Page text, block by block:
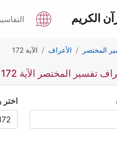
الكريم التفاسير
المختصر الأعراف الآية 172
تفسير المختصر الآية 172
اختر